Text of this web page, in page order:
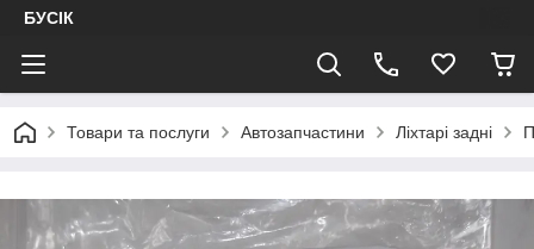
БУСІК
Товари та послуги Автозапчастини Ліхтарі задні